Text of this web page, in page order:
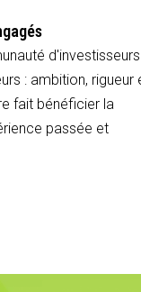
: ambition, rigueur
fait bénéficier la
passée et